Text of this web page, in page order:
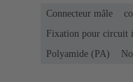
Connecteur mâle
Fixation pour circuit
Polyamide (PA)